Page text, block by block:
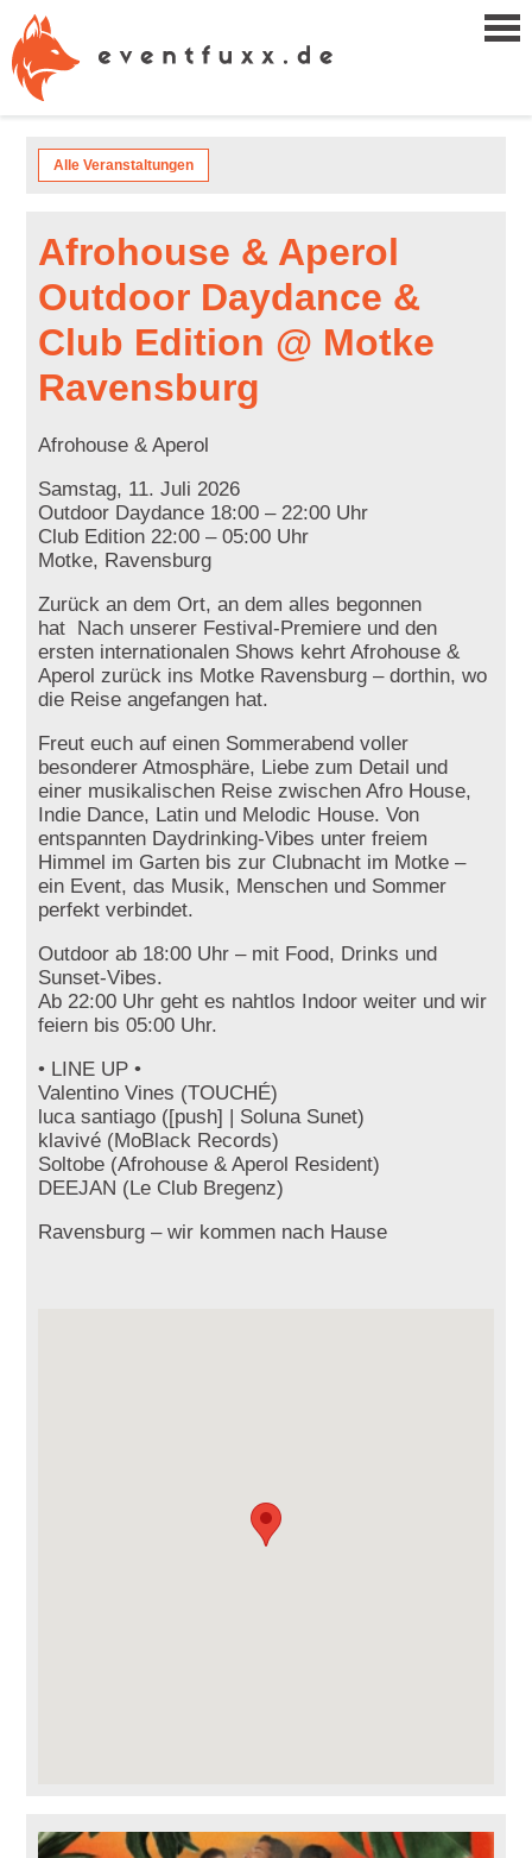
Alle Veranstaltungen
Afrohouse & Aperol
Outdoor Daydance &
Club Edition @ Motke
Ravensburg
Afrohouse & Aperol
Samstag, 11. Juli 2026
Outdoor Daydance 18:00 – 22:00 Uhr
Club Edition 22:00 – 05:00 Uhr
Motke, Ravensburg
Zurück an dem Ort, an dem alles begonnen
hat Nach unserer Festival-Premiere und den
ersten internationalen Shows kehrt Afrohouse &
Aperol zurück ins Motke Ravensburg – dorthin, wo
die Reise angefangen hat.
Freut euch auf einen Sommerabend voller
besonderer Atmosphäre, Liebe zum Detail und
einer musikalischen Reise zwischen Afro House,
Indie Dance, Latin und Melodic House. Von
entspannten Daydrinking-Vibes unter freiem
Himmel im Garten bis zur Clubnacht im Motke –
ein Event, das Musik, Menschen und Sommer
perfekt verbindet.
Outdoor ab 18:00 Uhr – mit Food, Drinks und
Sunset-Vibes.
Ab 22:00 Uhr geht es nahtlos Indoor weiter und wir
feiern bis 05:00 Uhr.
• LINE UP •
Valentino Vines (TOUCHÉ)
luca santiago ([push] | Soluna Sunet)
klavivé (MoBlack Records)
Soltobe (Afrohouse & Aperol Resident)
DEEJAN (Le Club Bregenz)
Ravensburg – wir kommen nach Hause